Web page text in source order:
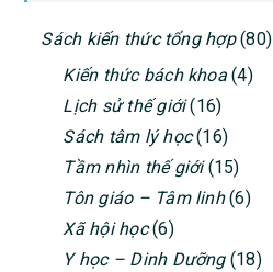
PRIMARY
SIDEBAR
Sách kiến thức tổng hợp(80)
Kiến thức bách khoa(4)
Lịch sử thế giới(16)
Sách tâm lý học(16)
Tầm nhìn thế giới(15)
Tôn giáo – Tâm linh(6)
Xã hội học(6)
Y học – Dinh Dưỡng(18)